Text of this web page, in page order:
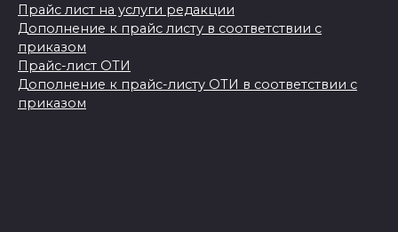
Прайс лист на услуги редакции
Дополнение к прайс листу в соответствии с
приказом
Прайс-лист ОТИ
Дополнение к прайс-листу ОТИ в соответствии с
приказом